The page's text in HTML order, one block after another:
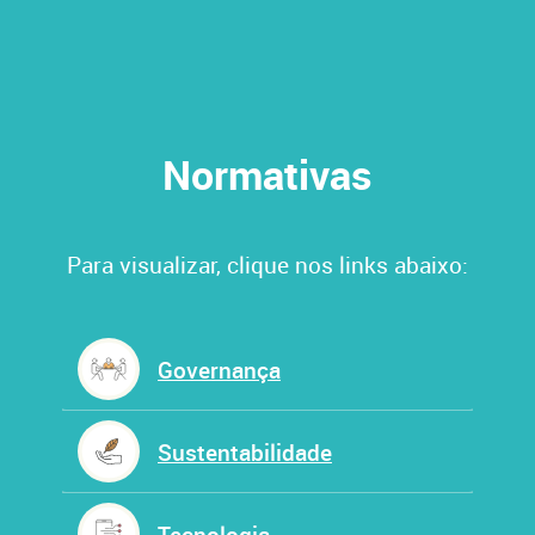
Normativas
Para visualizar, clique nos links abaixo:
Governança
Sustentabilidade